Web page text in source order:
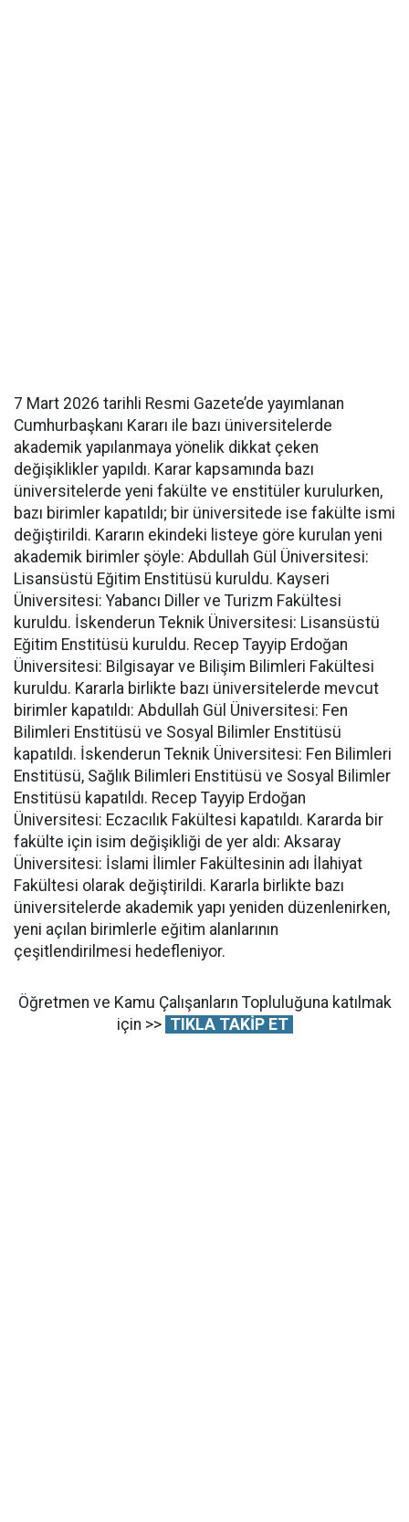
7 Mart 2026 tarihli Resmi Gazete’de yayımlanan
Cumhurbaşkanı Kararı ile bazı üniversitelerde
akademik yapılanmaya yönelik dikkat çeken
değişiklikler yapıldı. Karar kapsamında bazı
üniversitelerde yeni fakülte ve enstitüler kurulurken,
bazı birimler kapatıldı; bir üniversitede ise fakülte ismi
değiştirildi. Kararın ekindeki listeye göre kurulan yeni
akademik birimler şöyle: Abdullah Gül Üniversitesi:
Lisansüstü Eğitim Enstitüsü kuruldu. Kayseri
Üniversitesi: Yabancı Diller ve Turizm Fakültesi
kuruldu. İskenderun Teknik Üniversitesi: Lisansüstü
Eğitim Enstitüsü kuruldu. Recep Tayyip Erdoğan
Üniversitesi: Bilgisayar ve Bilişim Bilimleri Fakültesi
kuruldu. Kararla birlikte bazı üniversitelerde mevcut
birimler kapatıldı: Abdullah Gül Üniversitesi: Fen
Bilimleri Enstitüsü ve Sosyal Bilimler Enstitüsü
kapatıldı. İskenderun Teknik Üniversitesi: Fen Bilimleri
Enstitüsü, Sağlık Bilimleri Enstitüsü ve Sosyal Bilimler
Enstitüsü kapatıldı. Recep Tayyip Erdoğan
Üniversitesi: Eczacılık Fakültesi kapatıldı. Kararda bir
fakülte için isim değişikliği de yer aldı: Aksaray
Üniversitesi: İslami İlimler Fakültesinin adı İlahiyat
Fakültesi olarak değiştirildi. Kararla birlikte bazı
üniversitelerde akademik yapı yeniden düzenlenirken,
yeni açılan birimlerle eğitim alanlarının
çeşitlendirilmesi hedefleniyor.
Öğretmen ve Kamu Çalışanların Topluluğuna katılmak
için >> TIKLA TAKİP ET